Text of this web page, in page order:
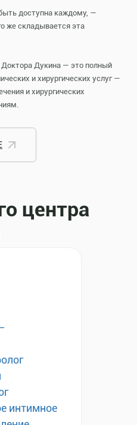
доступна каждому, —
же складывается эта
Дукина — это полный
и хирургических услуг —
и хирургических
центра
интимное